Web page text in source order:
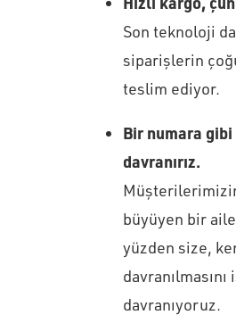
Son teknoloji
siparişlerin
teslim ediyor.
Bir numara
davranırız.
büyüyen bir
yüzden size,
davranıyoruz.